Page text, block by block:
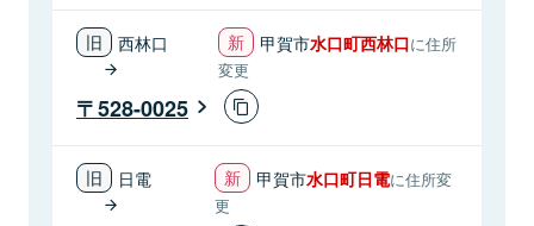
西林口 甲賀市水口町西林口に住所
変更
528-0025
日電 甲賀市水口町日電に住所変
更